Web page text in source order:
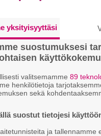
palasi
uusi musiikki
yksityisyyttäsi
suostumuksesi
valitsemamme89
henkilötietoja
sekä
suostut tietojesi
ja tallennamme